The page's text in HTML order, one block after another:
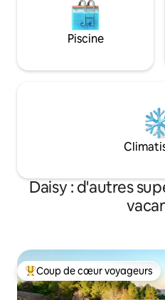
Piscine
Daisy : d'autres
Coups de cœur voyageurs les
Coup de cœur voyageurs